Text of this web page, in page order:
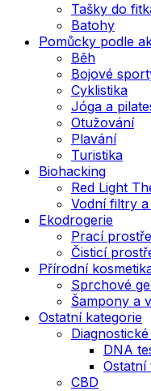
Tašky do
Batohy
Pomůcky podle
Běh
Bojové
Cyklistika
Jóga a
Otužování
Plavání
Turistika
Biohacking
Red Light
Vodní filtry
Ekodrogerie
Prací
Čisticí
Přírodní
Sprchové
Šampony a
Ostatní kategorie
DNA
Ostatní
CBD